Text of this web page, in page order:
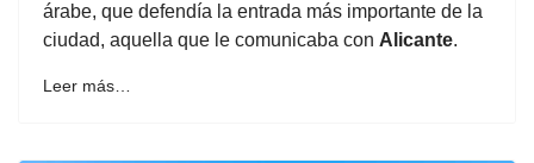
árabe, que defendía la entrada más importante de la
ciudad, aquella que le comunicaba con Alicante.
Leer más…